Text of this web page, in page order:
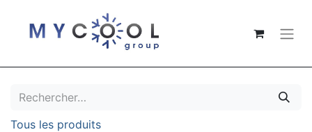
Tous les produits